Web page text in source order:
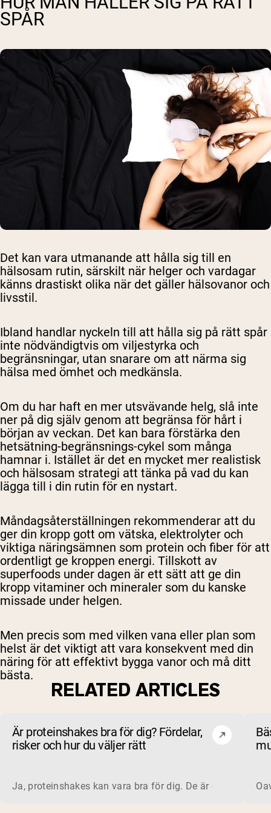
SPÅR
Det kan vara utmanande att hålla sig till en
hälsosam rutin, särskilt när helger och vardagar
känns drastiskt olika när det gäller hälsovanor och
livsstil.
Ibland handlar nyckeln till att hålla sig på rätt spår
inte nödvändigtvis om viljestyrka och
begränsningar, utan snarare om att närma sig
hälsa med ömhet och medkänsla.
Om du har haft en mer utsvävande helg, slå inte
ner på dig själv genom att begränsa för hårt i
början av veckan. Det kan bara förstärka den
hetsätning-begränsnings-cykel som många
hamnar i. Istället är det en mycket mer realistisk
och hälsosam strategi att tänka på vad du kan
lägga till i din rutin för en nystart.
Måndagsåterställningen rekommenderar att du
ger din kropp gott om vätska, elektrolyter och
viktiga näringsämnen som protein och fiber för att
ordentligt ge kroppen energi. Tillskott av
superfoods under dagen är ett sätt att ge din
kropp vitaminer och mineraler som du kanske
missade under helgen.
Men precis som med vilken vana eller plan som
helst är det viktigt att vara konsekvent med din
näring för att effektivt bygga vanor och må ditt
bästa.
RELATED ARTICLES
Är proteinshakes bra för dig? Fördelar,
risker och hur du väljer rätt
Ja, proteinshakes kan vara bra för dig. De är ett snabbt,